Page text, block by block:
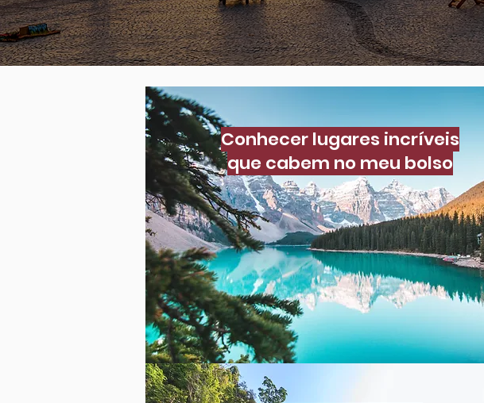
Conhecer lugares incríveis
que cabem no meu bolso